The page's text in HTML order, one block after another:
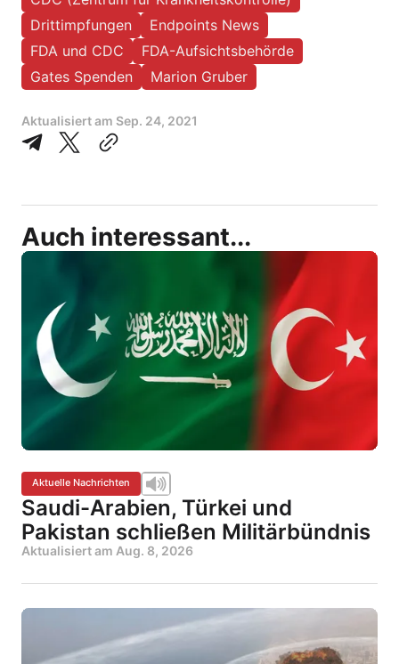
Drittimpfungen
Endpoints News
FDA und CDC
FDA-Aufsichtsbehörde
Gates Spenden
Marion Gruber
Aktualisiert am Sep. 24, 2021
Auch interessant...
Aktuelle Nachrichten
Saudi-Arabien, Türkei und
Pakistan schließen Militärbündnis
Aktualisiert am Aug. 8, 2026